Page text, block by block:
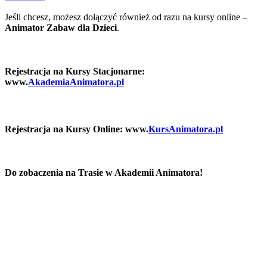
Jeśli chcesz, możesz dołączyć również od razu na kursy online –
Animator Zabaw dla Dzieci.
Rejestracja na Kursy Stacjonarne:
www.AkademiaAnimatora.pl
Rejestracja na Kursy Online: www.KursAnimatora.pl
Do zobaczenia na Trasie w Akademii Animatora!